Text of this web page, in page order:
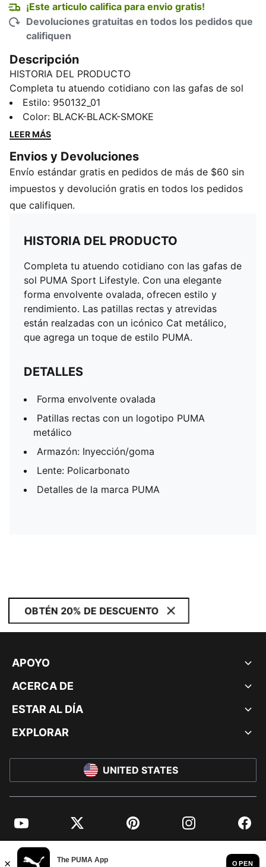
¡Este articulo califica para envio gratis!
Devoluciones gratuitas en todos los pedidos que
califiquen
Descripción
HISTORIA DEL PRODUCTO
Completa tu atuendo cotidiano con las gafas de sol
PUMA Sport Lifestyle. Con una elegante forma
envolvente ovalada, ofrecen estilo y rendimiento. Las
patillas rectas y atrevidas están realzadas con un
PUMA.
DETALLES
Forma envolvente ovalada
Patillas rectas con un logotipo PUMA metálico
Detalles de la marca PUMA
Estilo: 950132_01
Color: BLACK-BLACK-SMOKE
LEER MÁS
Envios y Devoluciones
Envío estándar gratis en pedidos de más de $60 sin
impuestos y devolución gratis en todos los pedidos
que califiquen.
HISTORIA DEL PRODUCTO
Completa tu atuendo cotidiano con las gafas de
sol PUMA Sport Lifestyle. Con una elegante
forma envolvente ovalada, ofrecen estilo y
rendimiento. Las patillas rectas y atrevidas
están realzadas con un icónico Cat metálico,
que agrega un toque de estilo PUMA.
DETALLES
Forma envolvente ovalada
Patillas rectas con un logotipo PUMA
metálico
Armazón: Inyección/goma
Lente: Policarbonato
Detalles de la marca PUMA
OBTÉN 20% DE DESCUENTO
APOYO
ACERCA DE
ESTAR AL DÍA
EXPLORAR
UNITED STATES
YouTube Twitter Pinterest Instagram
© PUMA NORTH AMERICA, INC.
IMPRINT AND LEGAL DATA